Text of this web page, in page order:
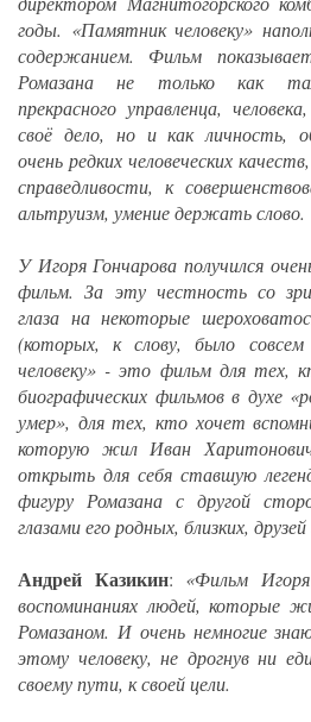
годы. «Памятник человеку»
содержанием. Фильм
Ромазана не только как
прекрасного управленца,
своё дело, но и как личность,
очень редких человеческих
справедливости, к
альтруизм, умение держать слово.
У Игоря Гончарова получился
фильм. За эту честность со
глаза на некоторые
(которых, к слову, было
человеку» - это фильм для тех,
биографических фильмов в духе
умер», для тех, кто хочет
которую жил Иван
открыть для себя ставшую
фигуру Ромазана с другой
глазами его родных, близких, друзей
Андрей Казикин: «Фильм
воспоминаниях людей, которые
Ромазаном. И очень немногие
этому человеку, не дрогнув ни
своему пути, к своей цели.